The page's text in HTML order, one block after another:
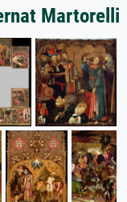
Martorelli